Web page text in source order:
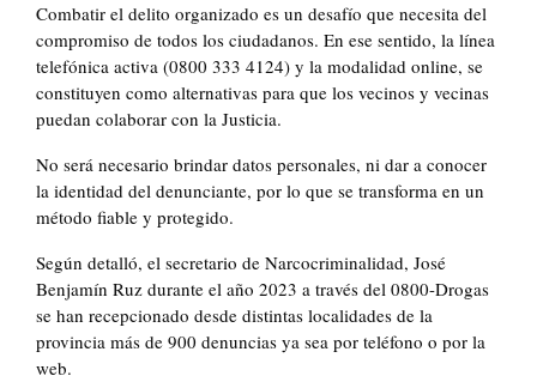
Combatir el delito organizado es un desafío que necesita del
compromiso de todos los ciudadanos. En ese sentido, la línea
telefónica activa (0800 333 4124) y la modalidad online, se
constituyen como alternativas para que los vecinos y vecinas
puedan colaborar con la Justicia.
No será necesario brindar datos personales, ni dar a conocer
la identidad del denunciante, por lo que se transforma en un
método fiable y protegido.
Según detalló, el secretario de Narcocriminalidad, José
Benjamín Ruz durante el año 2023 a través del 0800-Drogas
se han recepcionado desde distintas localidades de la
provincia más de 900 denuncias ya sea por teléfono o por la
web.